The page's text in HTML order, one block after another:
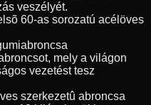
veszélyét.
60-as sorozatú acélöves
mely a világon
vezetést tesz
szerkezetû abroncsa